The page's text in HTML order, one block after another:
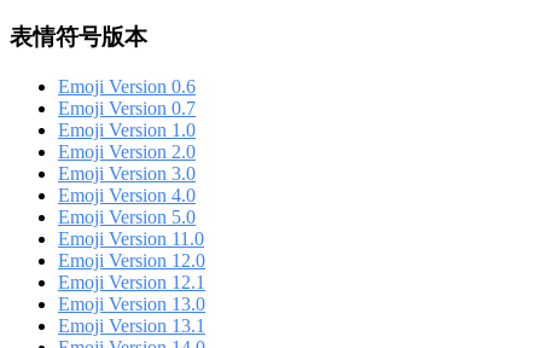
表情符号版本
Emoji Version 0.6
Emoji Version 0.7
Emoji Version 1.0
Emoji Version 2.0
Emoji Version 3.0
Emoji Version 4.0
Emoji Version 5.0
Emoji Version 11.0
Emoji Version 12.0
Emoji Version 12.1
Emoji Version 13.0
Emoji Version 13.1